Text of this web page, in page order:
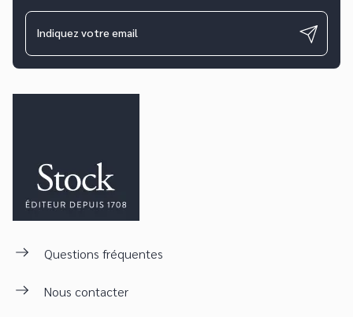
Indiquez votre email
Questions fréquentes
Nous contacter